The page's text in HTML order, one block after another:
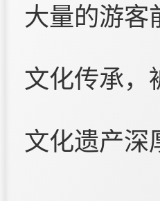
大量的游客
文化传承，
文化遗产深